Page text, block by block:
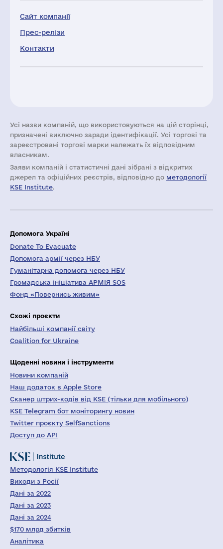
Сайт компанії
Прес-релізи
Контакти
Усі назви компаній, що використовуються на цій сторінці,
призначені виключно заради ідентифікації. Усі торгові та
зареєстровані торгові марки належать їх відповідним
власникам.
Заяви компаній i статистичні дані зібрані з відкритих
джерел та офіційних реєстрів, відповідно до методології
KSE Institute.
Допомога Україні
Donate To Evacuate
Допомога армії через НБУ
Гуманітарна допомога через НБУ
Громадська ініціатива АРМІЯ SOS
Фонд «Повернись живим»
Схожі проєкти
Найбільші компанії світу
Coalition for Ukraine
Щоденні новини і інструменти
Новини компаній
Наш додаток в Apple Store
Сканер штрих-кодів від KSE (тільки для мобільного)
KSE Telegram бот моніторингу новин
Twitter проєкту SelfSanctions
Доступ до API
Методологія KSE Institute
Виходи з Росії
Дані за 2022
Дані за 2023
Дані за 2024
$170 млрд збитків
Аналітика